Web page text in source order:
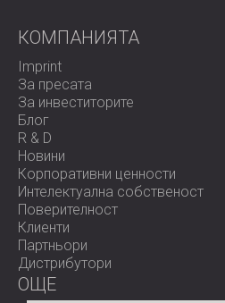
КОМПАНИЯТА
Imprint
За пресата
За инвеститорите
Блог
R & D
Новини
Корпоративни ценности
Интелектуална собственост
Поверителност
Клиенти
Партньори
Дистрибутори
OЩЕ